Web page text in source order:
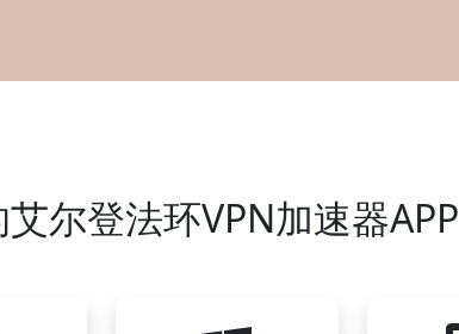
尔登法环VPN加速器APP